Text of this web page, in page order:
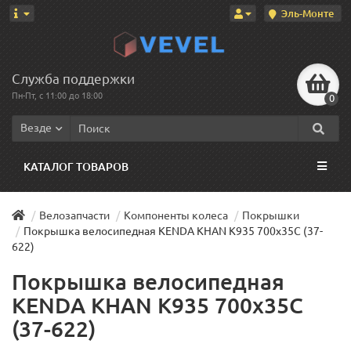
Эль-Монте
Служба поддержки
Пн-Пт, с 11:00 до 18:00 0
Везде
КАТАЛОГ ТОВАРОВ
Велозапчасти Компоненты колеса
Покрышки
Покрышка велосипедная KENDA KHAN K935 700x35С (37-
622)
Покрышка велосипедная
KENDA KHAN K935 700x35С
(37-622)